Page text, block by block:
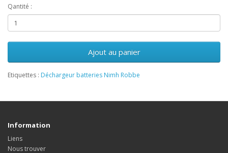
Qantité :
Ajout au panier
Etiquettes : Déchargeur batteries Nimh Robbe
Information
Liens
Nous trouver